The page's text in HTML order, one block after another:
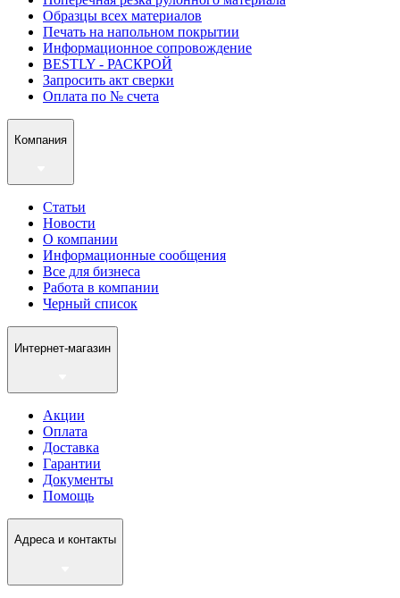
Образцы всех материалов
Печать на напольном покрытии
Информационное сопровождение
BESTLY - РАСКРОЙ
Запросить акт сверки
Оплата по № счета
Компания
Статьи
Новости
О компании
Информационные сообщения
Все для бизнеса
Работа в компании
Черный список
Интернет-магазин
Акции
Оплата
Доставка
Гарантии
Документы
Помощь
Адреса и контакты